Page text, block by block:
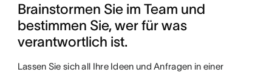
Brainstormen Sie im Team und
bestimmen Sie, wer für was
verantwortlich ist.
Lassen Sie sich all Ihre Ideen und Anfragen in einer